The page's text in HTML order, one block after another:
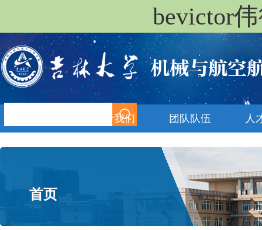
bevictor
关于我们 团队队伍 人
首页